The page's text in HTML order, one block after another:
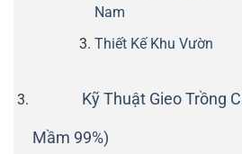
Nam
Thiết Kế Khu Vườn
Kỹ Thuật Gieo Trồng
Mầm 99%)